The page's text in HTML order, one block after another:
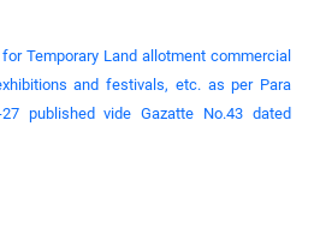
Temporary Land allotment commercial
and festivals, etc. as per Para
published vide Gazatte No.43 dated